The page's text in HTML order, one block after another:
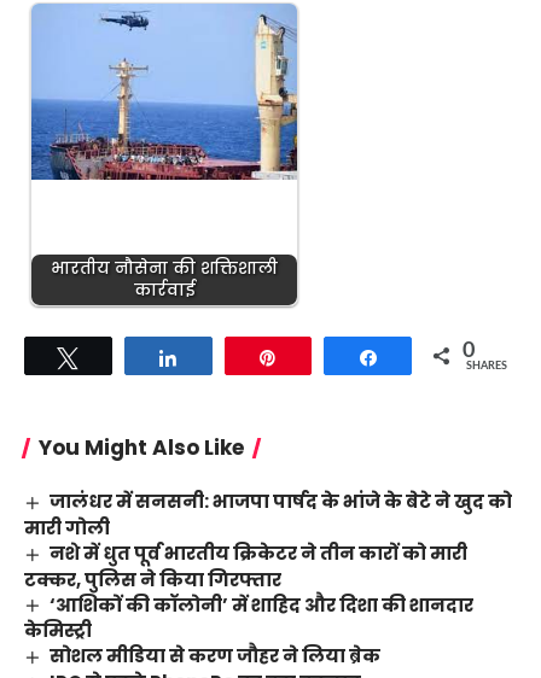
भारतीय नौसेना की शक्तिशाली
कार्रवाई
Share 0
SHARES
You Might Also Like
जालंधर में सनसनी: भाजपा पार्षद के भांजे के बेटे ने खुद को
मारी गोली
नशे में धुत पूर्व भारतीय क्रिकेटर ने तीन कारों को मारी
टक्कर, पुलिस ने किया गिरफ्तार
‘आशिकों की कॉलोनी’ में शाहिद और दिशा की शानदार
केमिस्ट्री
सोशल मीडिया से करण जौहर ने लिया ब्रेक